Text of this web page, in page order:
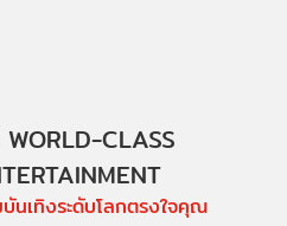
CLASS
นเทิงระดับโลกตรงใจคุณ